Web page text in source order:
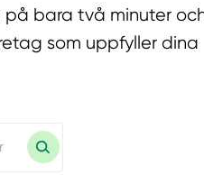
bara två minuter
som uppfyller dina